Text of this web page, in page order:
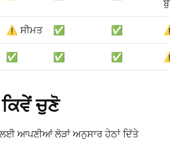
⚠️ ਸੀਮਤ ✅ ✅
✅ ✅ ✅
ਚੁਣੋ
ਆਪਣੀਆਂ ਲੋੜਾਂ ਅਨੁਸਾਰ ਹੇਠਾਂ ਦਿੱਤੇ